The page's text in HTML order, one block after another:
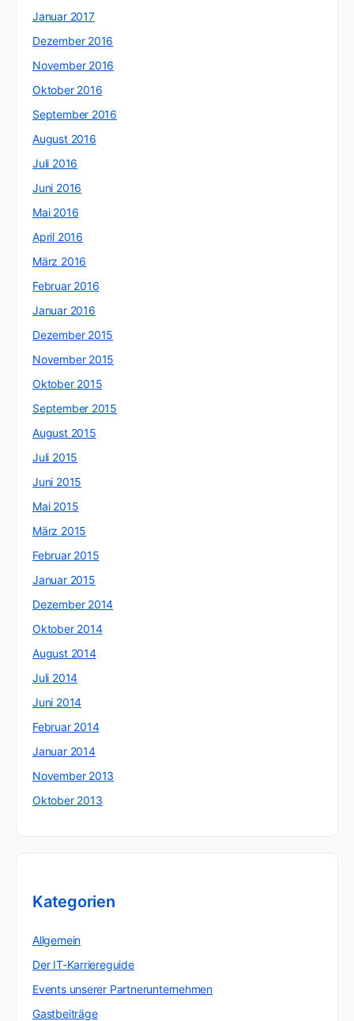
Januar 2017
Dezember 2016
November 2016
Oktober 2016
September 2016
August 2016
Juli 2016
Juni 2016
Mai 2016
April 2016
März 2016
Februar 2016
Januar 2016
Dezember 2015
November 2015
Oktober 2015
September 2015
August 2015
Juli 2015
Juni 2015
Mai 2015
März 2015
Februar 2015
Januar 2015
Dezember 2014
Oktober 2014
August 2014
Juli 2014
Juni 2014
Februar 2014
Januar 2014
November 2013
Oktober 2013
Kategorien
Allgemein
Der IT-Karriereguide
Events unserer Partnerunternehmen
Gastbeiträge